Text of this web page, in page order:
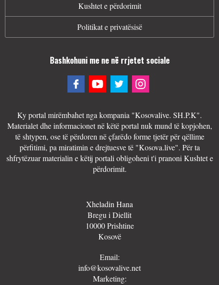
Kushtet e përdorimit
Politikat e privatësisë
Bashkohuni me ne në rrjetet sociale
Ky portal mirëmbahet nga kompania "Kosovalive. SH.P.K".
Materialet dhe informacionet në këtë portal nuk mund të kopjohen,
të shtypen, ose të përdoren në çfarëdo forme tjetër për qëllime
përfitimi, pa miratimin e drejtuesve të "Kosova.live". Për ta
shfrytëzuar materialin e këtij portali obligoheni t'i pranoni Kushtet e
përdorimit.
Xheladin Hana
Bregu i Diellit
10000 Prishtine
Kosovë
Email:
info@kosovalive.net
Marketing: